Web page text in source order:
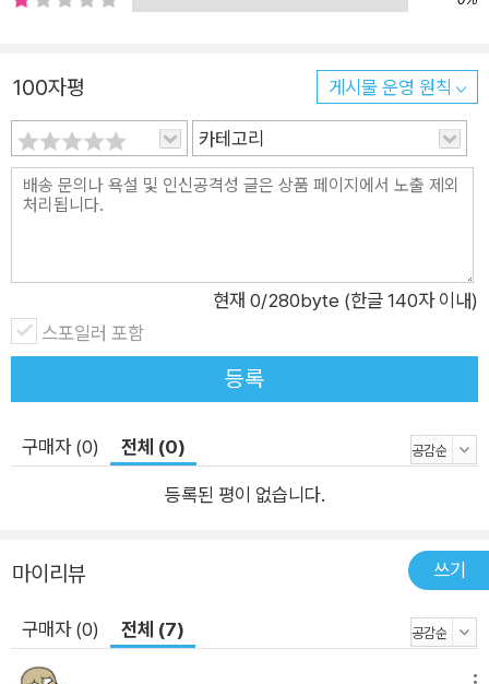
뗄 수 없는 모험이 펼쳐집니다. 평소에는 경찰 서장에게 구박받는
따뜻한 마음과 용기를 지닌 도그맨의 대활약을 기대해도 좋습니
다. 어린이들은 도그맨을 통해 선한 마음과 선한 행동에 세상을
바꾸는 강력함 힘이 있음을 배울 수 있습니다. 정체를 알 수 없는
알쏭달쏭 수상한 악당부터 악당 피티에 버금가는 납작 피티까지
도그맨 VS 악당, 악당 VS 악당 최후 승자는 누가 될까? 도그맨
다면, 두 번째 이야기 『도그맨 ② 도그맨과 납작 피티』에서는 누
구도 의도하지 않았던 악당들이 탄생해 도그맨 VS 악당, 악당 V
S 악당의 예측할 수 없는 대결이 펼쳐집니다. 도그맨과 경찰서 식
구들은 서장님의 생일을 맞아 파티를 계획합니다. 그런데 평소에
좋아 알약’과 평범한 물고기가 의도치 않게 수상한 악당을 탄생시
킵니다. 또한 고양이 교도소에 있는 피티는 누군가 자신을 흉내
악당이 됩니다. 수상한 악당을 잡으려는 피티는 ‘사랑 뿜뿜 광선
없애기 위해 ‘뿌리면 살아나’로 티라노사우루스 뼈다귀를 되살려
내고, 수상한 악당은 납작 피티에게서 보물 상자를 빼앗기 위해
100자평 게시물 운영 원칙
카테고리
현재 0/280byte (한글 140자 이내)
스포일러 포함
등록
구매자 (0) 전체 (0)
등록된 평이 없습니다.
마이리뷰 쓰기
구매자 (0) 전체 (7)